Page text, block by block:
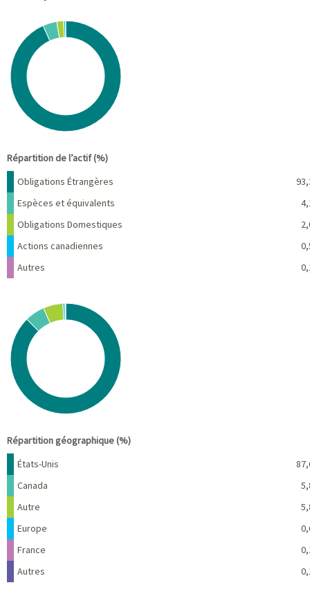
Chart
Pie chart with 5 slices.
View as data table, Chart
Répartition de l’actif (%)
Nom Pourcentage
Obligations Étrangères
Espèces et équivalents
Obligations Domestiques
Actions canadiennes
Autres
Chart
Pie chart with 6 slices.
View as data table, Chart
Répartition géographique (%)
Nom Pourcentage
États-Unis
Canada
Autre
Europe
France
Autres